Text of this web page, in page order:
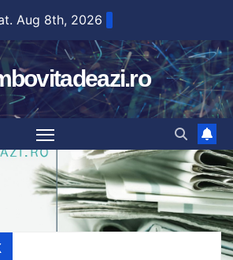
Aug 8th, 2026